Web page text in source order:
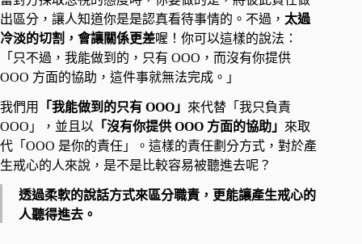
出區分，讓人知道你是是認真看待事情的。不過， 太過
冷淡的切割，會讓關係更差喔！你可以這樣的說法：
「只不過，我能做到的，只有 OOO，而沒有你提供
OOO 方面的協助，這件事就無法完成。」
我們用 「我能做到的只有 OOO」 來代替「我只負責
OOO」，並且以 「沒有你提供 OOO 方面的協助」 來取
代「OOO 是你的責任」。這樣的責任劃分方式，對於產
生戒心的人來說，是不是比較容易被聽進去呢？
透過柔軟的說話方式來區分職責，更能讓產生戒心的
人聽得進去。